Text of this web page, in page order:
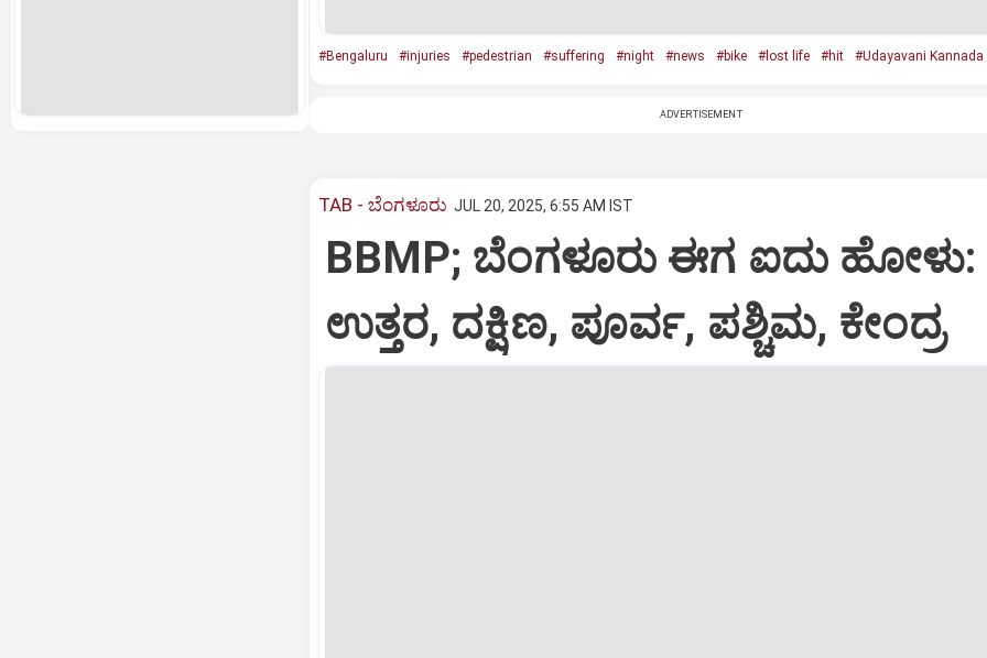
#Bengaluru #injuries #pedestrian #suffering #night #news #bike #lost life #hit #Udayavani Kannada
ADVERTISEMENT
TAB - ಬೆಂಗಳೂರು JUL 20, 2025, 6:55 AM IST
BBMP; ಬೆಂಗಳೂರು ಈಗ ಐದು
ಉತ್ತರ, ದಕ್ಷಿಣ, ಪೂರ್ವ, ಪಶ್ಚಿಮ, ಕೇಂದ್ರ